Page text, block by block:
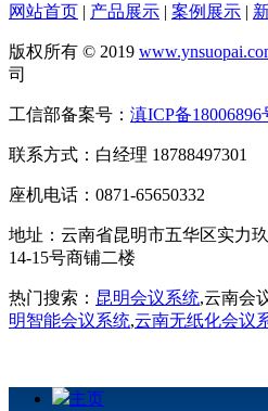
网站首页 | 产品展示 | 案例展示 |
版权所有 © 2019
司
工信部备案号： 滇ICP备18006896
联系方式：白经理 18788497301
座机电话：0871-65650332
地址：云南省昆明市五华区实力
14-15号商铺二楼
热门搜索： 昆明会议系统,云南会
明智能会议系统,云南无纸化会议
主页